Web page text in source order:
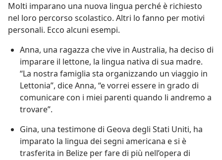
Molti imparano una nuova lingua perché è richiesto
nel loro percorso scolastico. Altri lo fanno per motivi
personali. Ecco alcuni esempi.
Anna, una ragazza che vive in Australia, ha deciso di
imparare il lettone, la lingua nativa di sua madre.
“La nostra famiglia sta organizzando un viaggio in
Lettonia”, dice Anna, “e vorrei essere in grado di
comunicare con i miei parenti quando li andremo a
trovare”.
Gina, una testimone di Geova degli Stati Uniti, ha
imparato la lingua dei segni americana e si è
trasferita in Belize per fare di più nell’opera di